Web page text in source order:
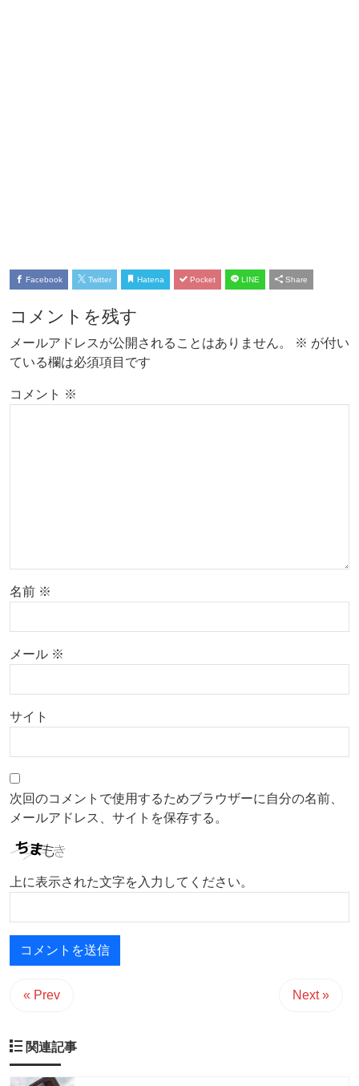
Facebook Twitter Hatena Pocket LINE Share
コメントを残す
メールアドレスが公開されることはありません。 ※ が付い
ている欄は必須項目です
コメント ※
名前 ※
メール ※
サイト
次回のコメントで使用するためブラウザーに自分の名前、
メールアドレス、サイトを保存する。
上に表示された文字を入力してください。
« Prev Next »
関連記事